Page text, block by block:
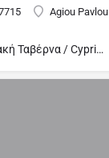
Agiou Pavlou
Ελληνική - Κυπριακή Ταβέρνα / Cypriot and Greek Tavern